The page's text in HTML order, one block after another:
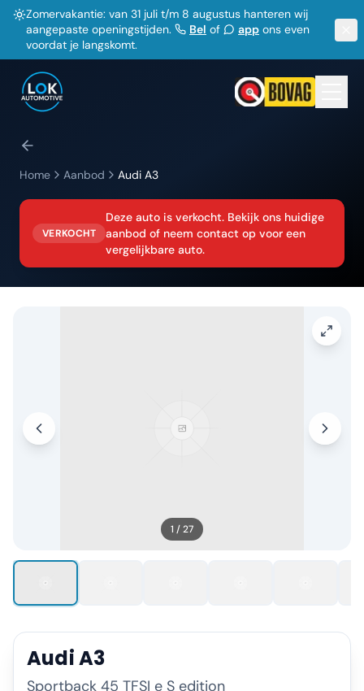
Zomervakantie: van 31 juli t/m 8 augustus hanteren wij
aangepaste openingstijden.
Bel of app ons even
voordat je langskomt.
Home Aanbod Audi A3
VERKOCHT
Deze auto is verkocht. Bekijk ons huidige
aanbod of neem contact op voor een
vergelijkbare auto.
1 /27
AudiA3
Sportback 45 TFSI e S edition